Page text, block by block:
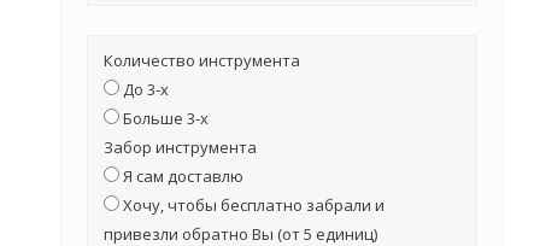
Количество инструмента
До 3-х
Больше 3-х
Забор инструмента
Я сам доставлю
Хочу, чтобы бесплатно забрали и
привезли обратно Вы (от 5 единиц)